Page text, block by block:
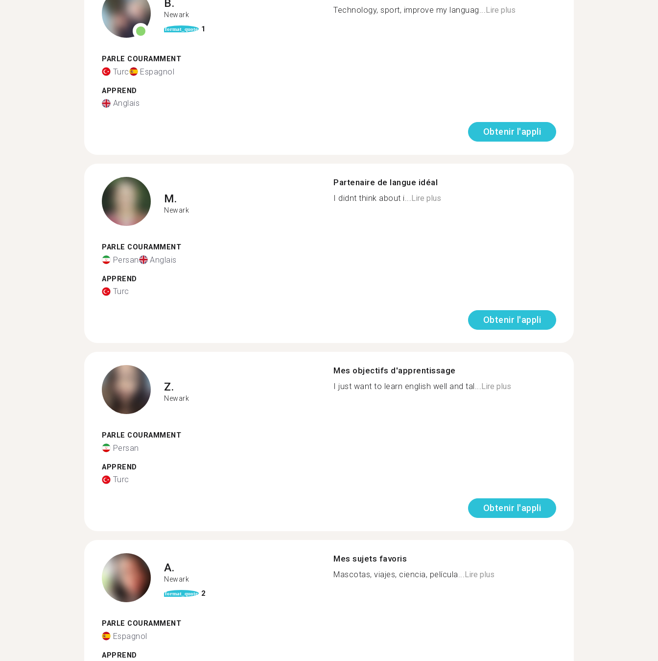
B.
Newark
format_quote 1
PARLE COURAMMENT
Turc Espagnol
APPREND
Anglais
Technology, sport, improve my languag...Lire plus
Obtenir l'appli
M.
Newark
PARLE COURAMMENT
Persan Anglais
APPREND
Turc
Partenaire de langue idéal
I didnt think about i...Lire plus
Obtenir l'appli
Z.
Newark
PARLE COURAMMENT
Persan
APPREND
Turc
Mes objectifs d'apprentissage
I just want to learn english well and tal...Lire plus
Obtenir l'appli
A.
Newark
format_quote 2
PARLE COURAMMENT
Espagnol
APPREND
Mes sujets favoris
Mascotas, viajes, ciencia, película...Lire plus